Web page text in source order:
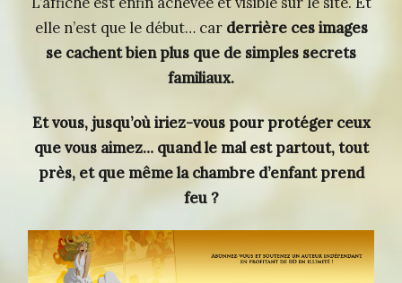
elle n’est que le début… car derrière ces images
se cachent bien plus que de simples secrets
familiaux.
Et vous, jusqu’où iriez-vous pour protéger ceux
que vous aimez… quand le mal est partout, tout
près, et que même la chambre d’enfant prend
feu ?